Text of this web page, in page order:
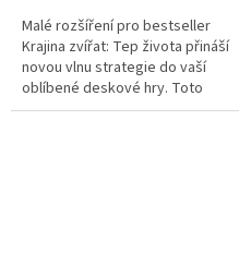
Malé rozšíření pro bestseller
Krajina zvířat: Tep života přináší
novou vlnu strategie do vaší
oblíbené deskové hry. Toto
rozšíření obsahuje 10 nových